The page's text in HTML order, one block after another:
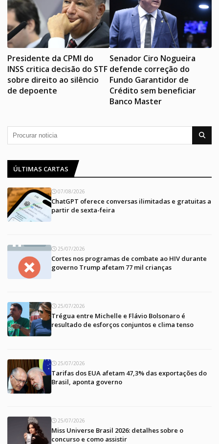
Presidente da CPMI do
INSS critica decisão do STF
sobre direito ao silêncio
de depoente
Senador Ciro Nogueira
defende correção do
Fundo Garantidor de
Crédito sem beneficiar
Banco Master
ÚLTIMAS CARTAS
07/08/2026
ChatGPT oferece conversas ilimitadas e gratuitas a
partir de sexta-feira
25/07/2026
Cortes nos programas de combate ao HIV durante
governo Trump afetam 77 mil crianças
25/07/2026
Trégua entre Michelle e Flávio Bolsonaro é
resultado de esforços conjuntos e clima tenso
25/07/2026
Tarifas dos EUA afetam 47,3% das exportações do
Brasil, aponta governo
25/07/2026
Miss Universe Brasil 2026: detalhes sobre o
concurso e como assistir